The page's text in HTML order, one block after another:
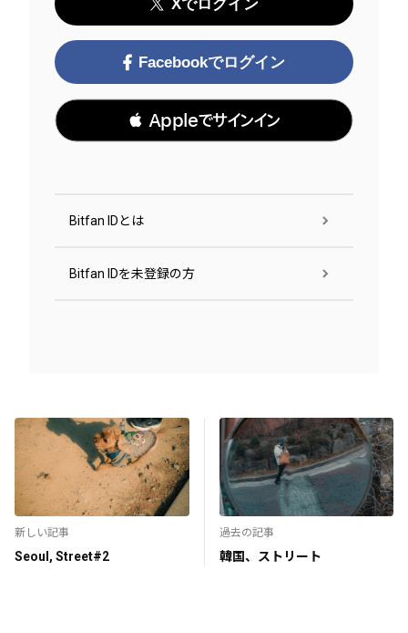
Xでログイン
Facebookでログイン
 Appleでサインイン
Bitfan IDとは
Bitfan IDを未登録の方
新しい記事
Seoul, Street#2
過去の記事
韓国、ストリート